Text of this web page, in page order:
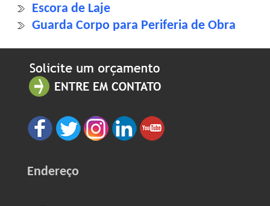
Escora de Laje
Guarda Corpo para Periferia de Obra
Endereço